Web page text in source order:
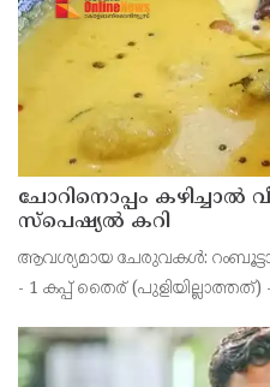
ചോറിനൊപ്പം കഴിച്ചാൽ
സ്പെഷ്യൽ കറി
ആവശ്യമായ ചേരുവകൾ:
- 1 കപ്പ് തൈര് (പുളിയില്ലാത്തത്)
ആവശ്യത്തിന് പഞ്ചസാര - 1